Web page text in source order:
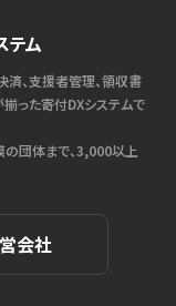
テム
済、支援者管理、領収書
った寄付DXシステムで
団体まで、3,000以上
会社